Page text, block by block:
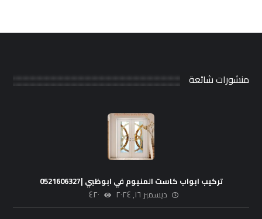
منشورات شائعة
تركيب ابواب كاست المنيوم في ابوظبي |0521606327
ديسمبر ١٦, ٢٠٢٤ ٤٢٠